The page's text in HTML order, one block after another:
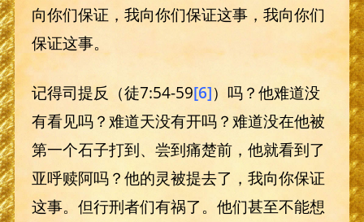
向你们保证，我向你们保证这事，我向你们
保证这事。
记得司提反（徒7:54-59[6]）吗？他难道没
有看见吗？难道天没有开吗？难道没在他被
第一个石子打到、尝到痛楚前，他就看到了
亚呼赎阿吗？他的灵被提去了，我向你保证
这事。但行刑者们有祸了。他们甚至不能想